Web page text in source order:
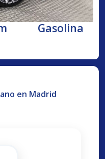
Gasolina
en Madrid